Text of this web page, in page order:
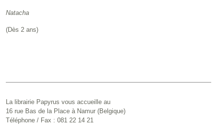
Natacha
(Dès 2 ans)
La librairie Papyrus vous accueille au
16 rue Bas de la Place à Namur (Belgique)
Téléphone / Fax : 081 22 14 21